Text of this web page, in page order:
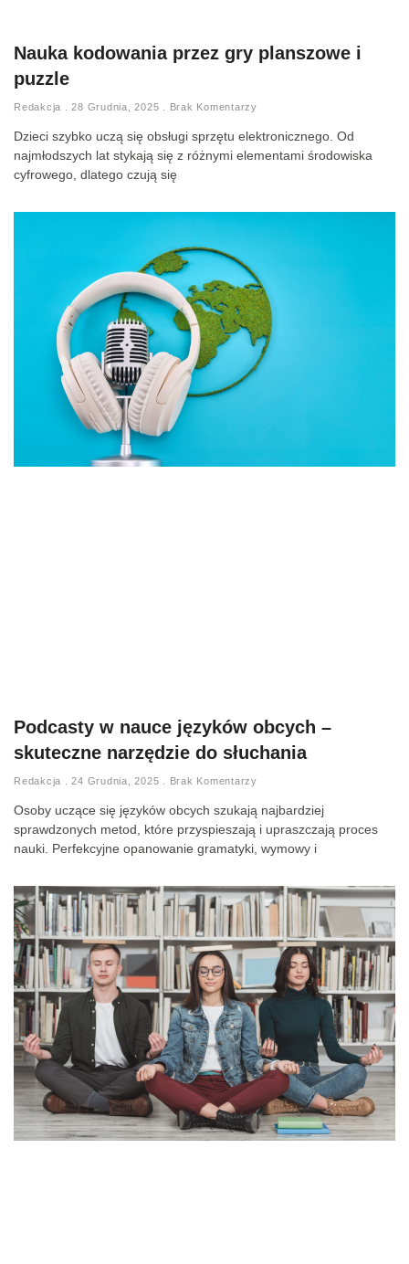
Nauka kodowania przez gry planszowe i
puzzle
Redakcja 28 Grudnia, 2025 Brak Komentarzy
Dzieci szybko uczą się obsługi sprzętu elektronicznego. Od
najmłodszych lat stykają się z różnymi elementami środowiska
cyfrowego, dlatego czują się
Podcasty w nauce języków obcych –
skuteczne narzędzie do słuchania
Redakcja 24 Grudnia, 2025 Brak Komentarzy
Osoby uczące się języków obcych szukają najbardziej
sprawdzonych metod, które przyspieszają i upraszczają proces
nauki. Perfekcyjne opanowanie gramatyki, wymowy i